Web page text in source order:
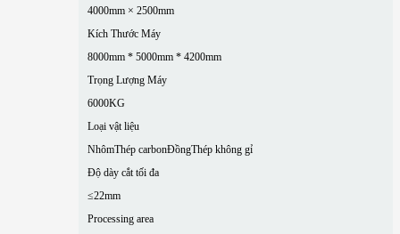
4000mm × 2500mm
Kích Thước Máy
8000mm * 5000mm * 4200mm
Trọng Lượng Máy
6000KG
Loại vật liệu
NhômThép carbonĐồngThép không gỉ
Độ dày cắt tối đa
≤22mm
Processing area